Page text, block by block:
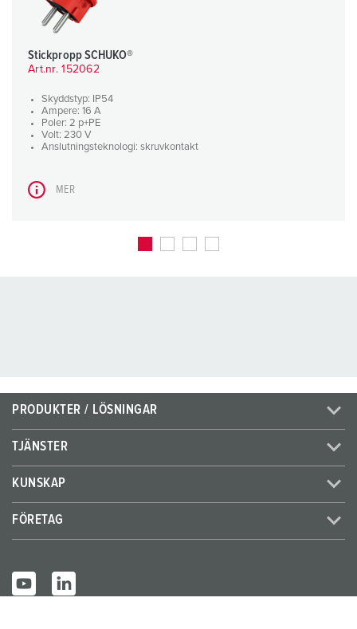
Stickpropp SCHUKO®
Art.nr. 152062
Skyddstyp: IP54
Ampere: 16 A
Poler: 2 p+PE
Volt: 230 V
Anslutningsteknologi: skruvkontakt
MER
PRODUKTER / LÖSNINGAR
TJÄNSTER
KUNSKAP
FÖRETAG